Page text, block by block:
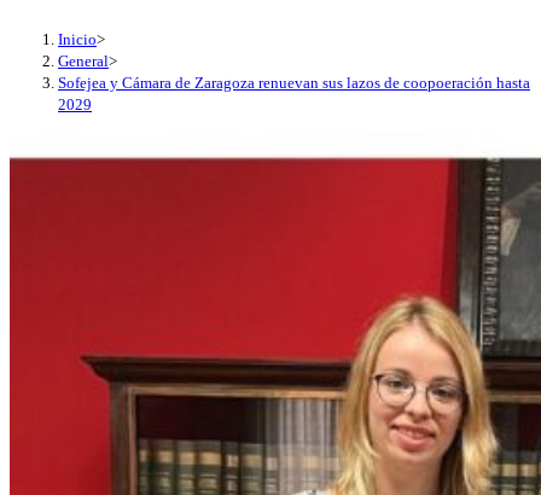
Inicio>
General>
Sofejea y Cámara de Zaragoza renuevan sus lazos de coopoeración hasta
2029